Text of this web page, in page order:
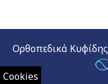
Cookies
Ορθοπεδικά